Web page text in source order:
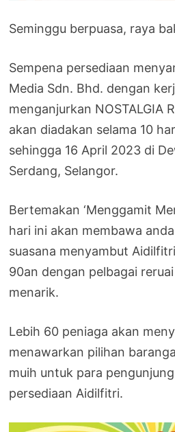
Seminggu berpuasa, raya
Sempena persediaan
Media Sdn. Bhd. dengan
menganjurkan NOSTALGIA
akan diadakan selama 10
sehingga 16 April 2023 di
Serdang, Selangor.
Bertemakan ‘Menggamit
hari ini akan membawa
suasana menyambut
90an dengan pelbagai
menarik.
Lebih 60 peniaga akan
menawarkan pilihan
muih untuk para
persediaan Aidilfitri.